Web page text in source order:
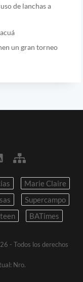
de lanchas a
un gran torneo
Marie Claire
Supercampo
BATimes
- Todos los derechos
Nro.